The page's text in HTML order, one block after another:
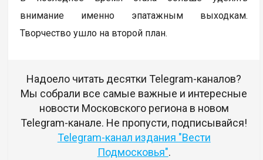
внимание именно эпатажным выходкам.
Творчество ушло на второй план.
Надоело читать десятки Telegram-каналов?
Мы собрали все самые важные и интересные
новости Московского региона в новом
Telegram-канале. Не пропусти, подписывайся!
Telegram-канал издания "Вести
Подмосковья".